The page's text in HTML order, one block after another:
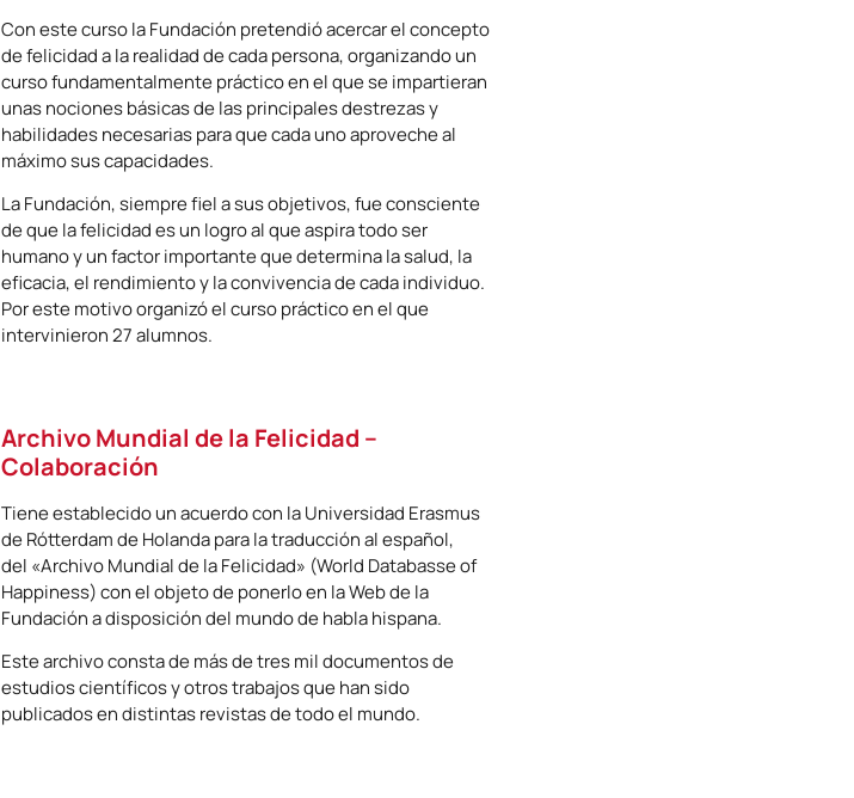
Con este curso la Fundación pretendió acercar el concepto
de felicidad a la realidad de cada persona, organizando un
curso fundamentalmente práctico en el que se impartieran
unas nociones básicas de las principales destrezas y
habilidades necesarias para que cada uno aproveche al
máximo sus capacidades.
La Fundación, siempre fiel a sus objetivos, fue consciente
de que la felicidad es un logro al que aspira todo ser
humano y un factor importante que determina la salud, la
eficacia, el rendimiento y la convivencia de cada individuo.
Por este motivo organizó el curso práctico en el que
intervinieron 27 alumnos.
Archivo Mundial de la Felicidad –
Colaboración
Tiene establecido un acuerdo con la Universidad Erasmus
de Rótterdam de Holanda para la traducción al español,
del «Archivo Mundial de la Felicidad» (World Databasse of
Happiness) con el objeto de ponerlo en la Web de la
Fundación a disposición del mundo de habla hispana.
Este archivo consta de más de tres mil documentos de
estudios científicos y otros trabajos que han sido
publicados en distintas revistas de todo el mundo.